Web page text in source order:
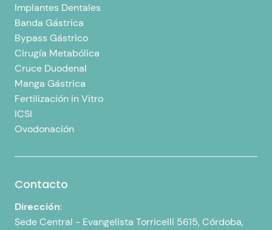
Implantes Dentales
Banda Gástrica
Bypass Gástrico
Cirugía Metabólica
Cruce Duodenal
Manga Gástrica
Fertilización in Vitro
ICSI
Ovodonación
Contacto
Dirección:
Sede Central - Evangelista Torricelli 5615, Córdoba,